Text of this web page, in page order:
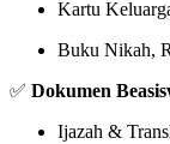
Kartu
Buku Nikah,
✅ Dokumen
Ijazah &